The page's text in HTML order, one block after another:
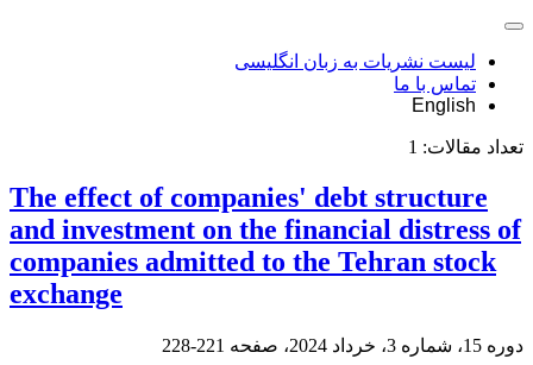
لیست نشریات به زبان انگلیسی
تماس با ما
English
تعداد مقالات: 1
The effect of companies' debt structure
and investment on the financial distress of
companies admitted to the Tehran stock
exchange
دوره 15، شماره 3، خرداد 2024، صفحه 221-228